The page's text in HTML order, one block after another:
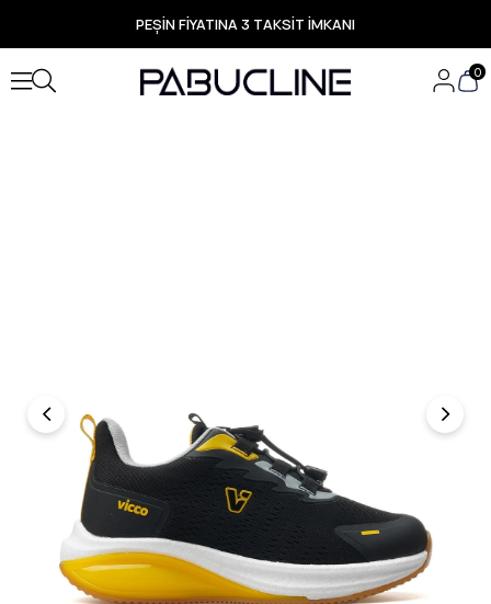
PEŞİN FİYATINA 3 TAKSİT İMKANI
TÜM ÜRÜNLERDE ÜCRETSİZ KARGO
Yeni Sezon Ürünlerde Özel Fırsatlar
Seçili Ürünlerde Hızlı Teslimat
0